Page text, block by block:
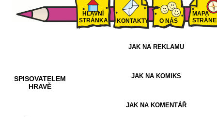
HLAVNÍ
STRÁNKA
KONTAKTY O NÁS
MAPA
SPISOVATELEM
HRAVĚ
JAK NA REKLAMU
JAK NA KOMIKS
JAK NA KOMENTÁŘ